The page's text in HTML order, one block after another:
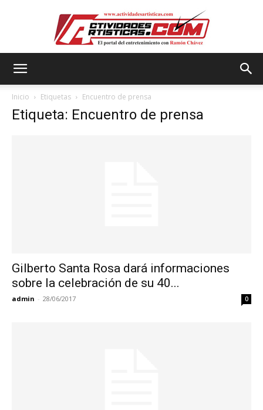
Inicio Etiquetas Encuentro de prensa
Etiqueta: Encuentro de prensa
Gilberto Santa Rosa dará informaciones
sobre la celebración de su 40...
admin - 28/06/2017 0